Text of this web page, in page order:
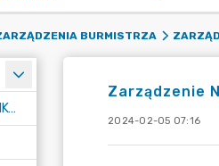
BURMISTRZA
BUDŻET OBYWATELSKI DLA MIASTA KIKÓŁ
Zarządzenie
2024-02-05 07:16